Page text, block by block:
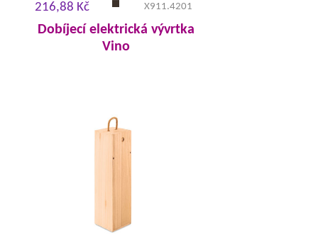
216,88 Kč X911.4201
Dobíjecí elektrická vývrtka
Vino